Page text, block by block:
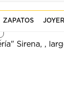
ZAPATOS